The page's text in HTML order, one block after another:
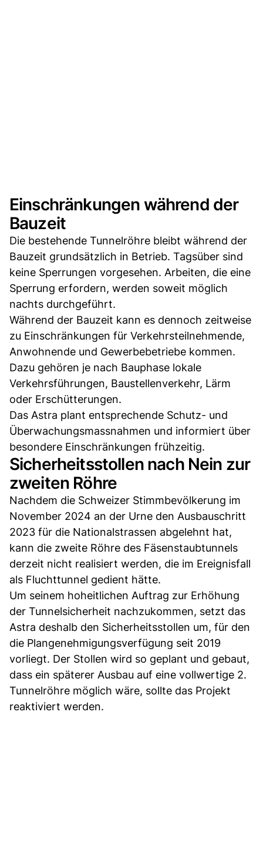
Einschränkungen während der
Bauzeit
Die bestehende Tunnelröhre bleibt während der
Bauzeit grundsätzlich in Betrieb. Tagsüber sind
keine Sperrungen vorgesehen. Arbeiten, die eine
Sperrung erfordern, werden soweit möglich
nachts durchgeführt.
Während der Bauzeit kann es dennoch zeitweise
zu Einschränkungen für Verkehrsteilnehmende,
Anwohnende und Gewerbebetriebe kommen.
Dazu gehören je nach Bauphase lokale
Verkehrsführungen, Baustellenverkehr, Lärm
oder Erschütterungen.
Das Astra plant entsprechende Schutz- und
Überwachungsmassnahmen und informiert über
besondere Einschränkungen frühzeitig.
Sicherheitsstollen nach Nein zur
zweiten Röhre
Nachdem die Schweizer Stimmbevölkerung im
November 2024 an der Urne den Ausbauschritt
2023 für die Nationalstrassen abgelehnt hat,
kann die zweite Röhre des Fäsenstaubtunnels
derzeit nicht realisiert werden, die im Ereignisfall
als Fluchttunnel gedient hätte.
Um seinem hoheitlichen Auftrag zur Erhöhung
der Tunnelsicherheit nachzukommen, setzt das
Astra deshalb den Sicherheitsstollen um, für den
die Plangenehmigungsverfügung seit 2019
vorliegt. Der Stollen wird so geplant und gebaut,
dass ein späterer Ausbau auf eine vollwertige 2.
Tunnelröhre möglich wäre, sollte das Projekt
reaktiviert werden.